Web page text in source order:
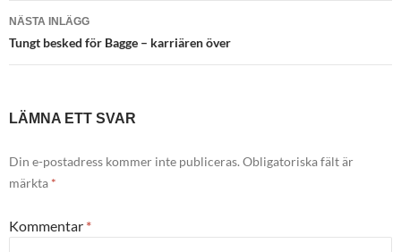
NÄSTA INLÄGG
Tungt besked för Bagge – karriären över
LÄMNA ETT SVAR
Din e-postadress kommer inte publiceras. Obligatoriska fält är
märkta *
Kommentar *